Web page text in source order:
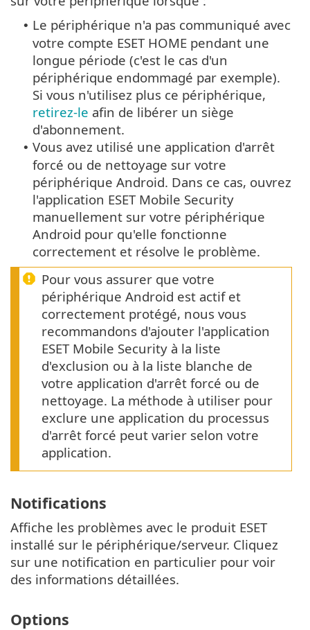
• Le périphérique n'a pas communiqué avec
votre compte ESET HOME pendant une
longue période (c'est le cas d'un
périphérique endommagé par exemple).
Si vous n'utilisez plus ce périphérique,
retirez-le afin de libérer un siège
d'abonnement.
• Vous avez utilisé une application d'arrêt
forcé ou de nettoyage sur votre
périphérique Android. Dans ce cas, ouvrez
l'application ESET Mobile Security
manuellement sur votre périphérique
Android pour qu'elle fonctionne
correctement et résolve le problème.
Pour vous assurer que votre
périphérique Android est actif et
correctement protégé, nous vous
recommandons d'ajouter l'application
ESET Mobile Security à la liste
d'exclusion ou à la liste blanche de
votre application d'arrêt forcé ou de
nettoyage. La méthode à utiliser pour
exclure une application du processus
d'arrêt forcé peut varier selon votre
application.
Notifications
Affiche les problèmes avec le produit ESET
installé sur le périphérique/serveur. Cliquez
sur une notification en particulier pour voir
des informations détaillées.
Options